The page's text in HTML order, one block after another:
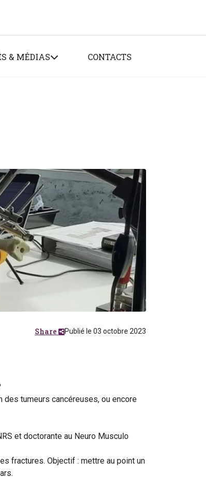
& MÉDIAS CONTACTS
Publié le 03 octobre 2023
Share
des tumeurs cancéreuses, ou encore
et doctorante au Neuro Musculo
fractures. Objectif : mettre au point un